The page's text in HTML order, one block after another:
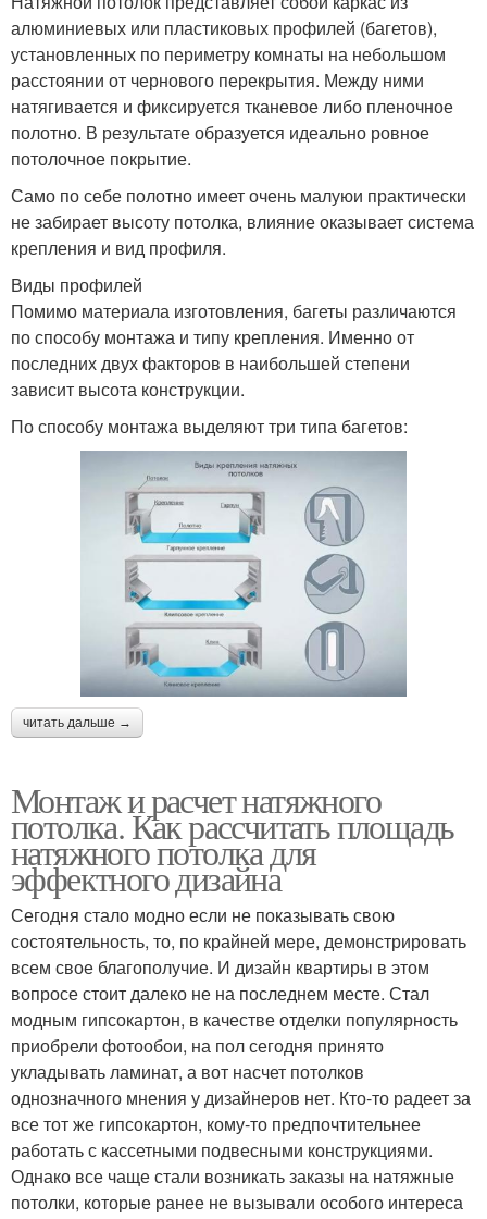
алюминиевых или пластиковых профилей (багетов),
установленных по периметру комнаты на небольшом
расстоянии от чернового перекрытия. Между ними
натягивается и фиксируется тканевое либо пленочное
полотно. В результате образуется идеально ровное
потолочное покрытие.
Само по себе полотно имеет очень малуюи практически
не забирает высоту потолка, влияние оказывает система
крепления и вид профиля.
Виды профилей
Помимо материала изготовления, багеты различаются
по способу монтажа и типу крепления. Именно от
последних двух факторов в наибольшей степени
зависит высота конструкции.
По способу монтажа выделяют три типа багетов:
читать дальше →
Монтаж и расчет натяжного
потолка. Как рассчитать площадь
натяжного потолка для
эффектного дизайна
Сегодня стало модно если не показывать свою
состоятельность, то, по крайней мере, демонстрировать
всем свое благополучие. И дизайн квартиры в этом
вопросе стоит далеко не на последнем месте. Стал
модным гипсокартон, в качестве отделки популярность
приобрели фотообои, на пол сегодня принято
укладывать ламинат, а вот насчет потолков
однозначного мнения у дизайнеров нет. Кто-то радеет за
все тот же гипсокартон, кому-то предпочтительнее
работать с кассетными подвесными конструкциями.
Однако все чаще стали возникать заказы на натяжные
потолки, которые ранее не вызывали особого интереса